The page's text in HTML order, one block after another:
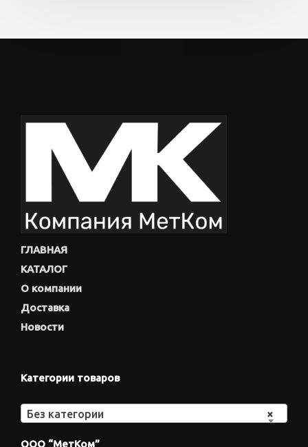
ГЛАВНАЯ
КАТАЛОГ
О компании
Доставка
Новости
Категории товаров
×
Без категории
ООО “МетКом”